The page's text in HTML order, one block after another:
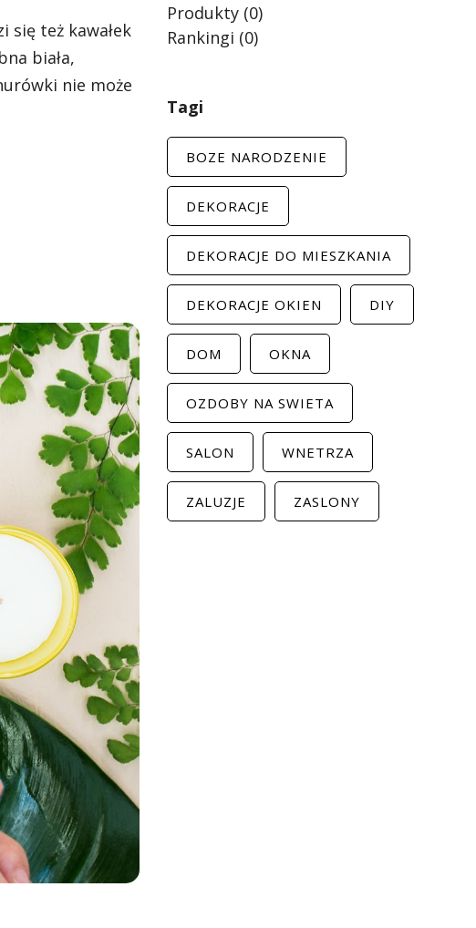
się też kawałek
biała,
nie może
Produkty(0)
Rankingi (0)
Tagi
BOZE NARODZENIE
DEKORACJE
DEKORACJE DO MIESZKANIA
DEKORACJE OKIEN DIY
DOM OKNA
OZDOBY NA SWIETA
SALON WNETRZA
ZALUZJE ZASLONY